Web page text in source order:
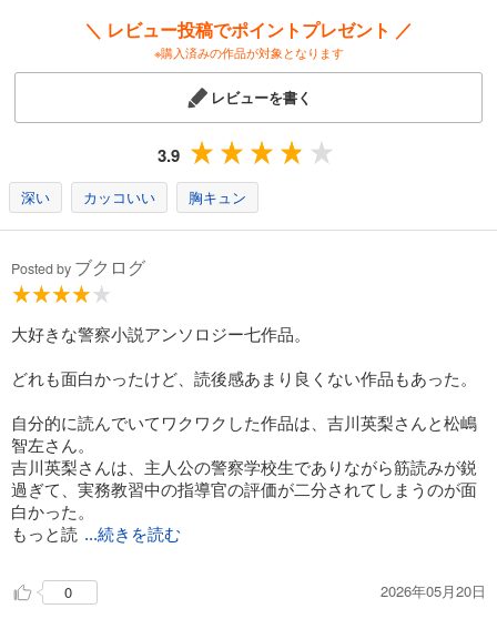
＼ レビュー投稿でポイントプレゼント ／
※購入済みの作品が対象となります
レビューを書く
3.9
深い カッコいい 胸キュン
Posted by ブクログ
大好きな警察小説アンソロジー七作品。
どれも面白かったけど、読後感あまり良くない作品もあった。
自分的に読んでいてワクワクした作品は、吉川英梨さんと松嶋
智左さん。
吉川英梨さんは、主人公の警察学校生でありながら筋読みが鋭
過ぎて、実務教習中の指導官の評価が二分されてしまうのが面
白かった。
もっと読 ...続きを読む
0 2026年05月20日